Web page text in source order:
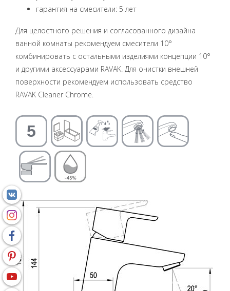
гарантия на смесители: 5 лет
Для целостного решения и согласованного дизайна
ванной комнаты рекомендуем смесители 10°
комбинировать с остальными изделиями концепции 10°
и другими аксессуарами RAVAK. Для очистки внешней
поверхности рекомендуем использовать средство
RAVAK Cleaner Chrome.